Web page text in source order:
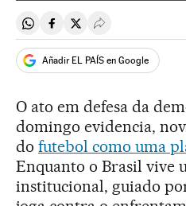
Compartir en Whatsapp
Compartir en Facebook
Compartir en Twitter
Desplegar
Añadir EL PAÍS en Google
O ato em defesa da
domingo evidencia,
do futebol como uma
Enquanto o Brasil vive
institucional, guiado